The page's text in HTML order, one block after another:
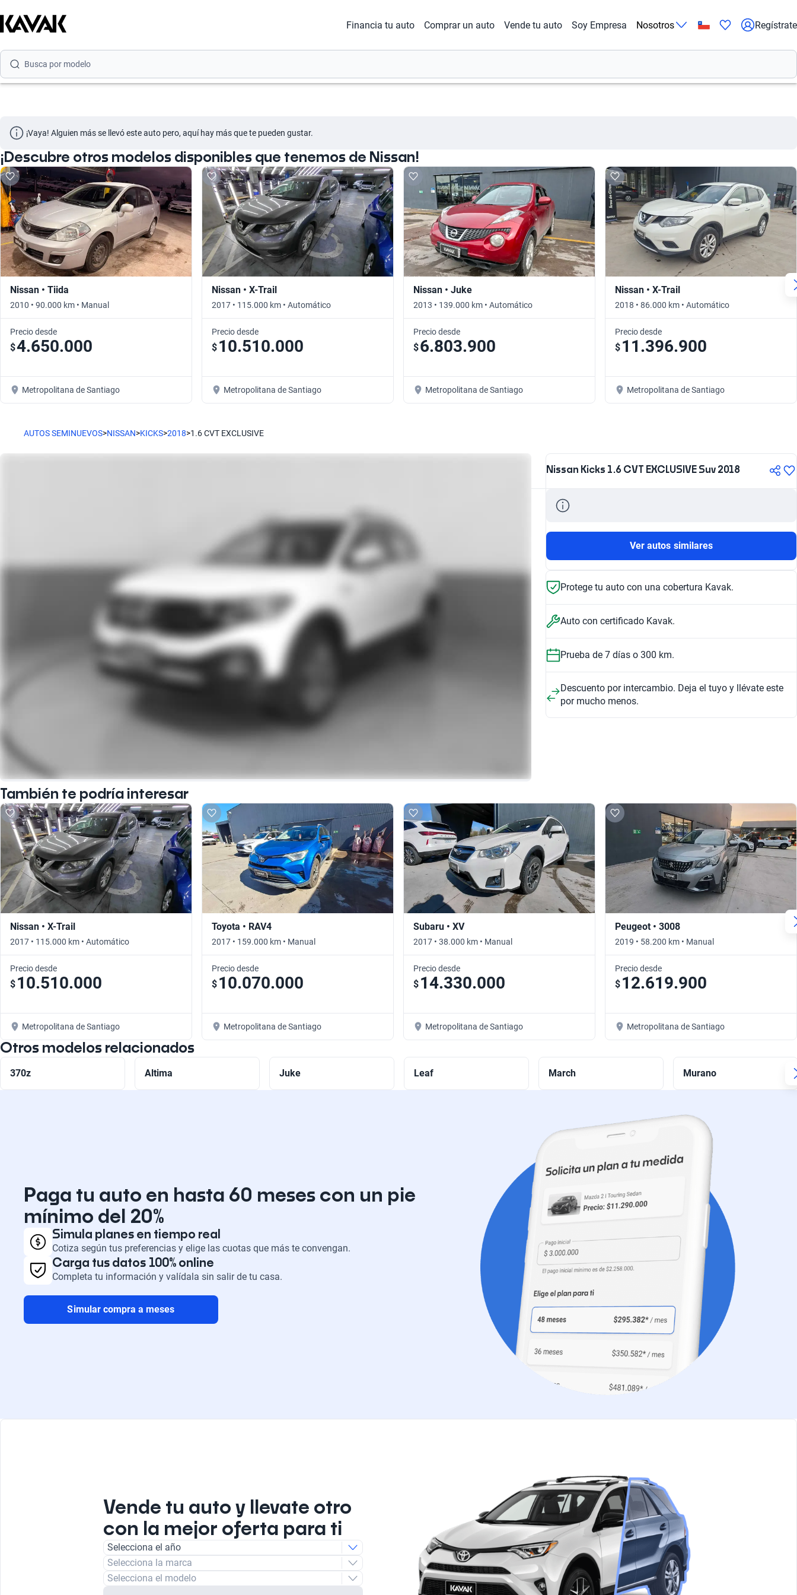
Financia tu auto Comprar un auto Vende tu auto Soy Empresa Nosotros Regístrate
Busca por versión
Busca por versión
Busca por año
¡Vaya! Alguien más se llevó este auto pero, aquí hay más que te pueden gustar.
¡Descubre otros modelos disponibles que tenemos de Nissan!
Nissan • Tiida
2010 • 90.000 km • Manual
Precio desde
$4.650.000
Metropolitana de Santiago
Nissan • X-Trail
2017 • 115.000 km • Automático
Precio desde
$ 10.510.000
Metropolitana de Santiago
Nissan • Juke
2013 • 139.000 km • Automático
Precio desde
$6.803.900
Metropolitana de Santiago
Nissan • X-Trail
2018 • 86.000 km • Automático
Precio desde
$ 11.396.900
Metropolitana de Santiago
AUTOS SEMINUEVOS>NISSAN>KICKS>2018>1.6 CVT EXCLUSIVE
Nissan Kicks 1.6 CVT EXCLUSIVE Suv 2018
Ver autos similares
Protege tu auto con una cobertura Kavak.
Auto con certificado Kavak.
Prueba de 7 días o 300 km.
Descuento por intercambio. Deja el tuyo y llévate este
por mucho menos.
También te podría interesar
Nissan • X-Trail
2017 • 115.000 km • Automático
Precio desde
$ 10.510.000
Metropolitana de Santiago
Toyota • RAV4
2017 • 159.000 km • Manual
Precio desde
$ 10.070.000
Metropolitana de Santiago
Subaru • XV
2017 • 38.000 km • Manual
Precio desde
$ 14.330.000
Metropolitana de Santiago
Peugeot • 3008
2019 • 58.200 km • Manual
Precio desde
$ 12.619.900
Metropolitana de Santiago
Otros modelos relacionados
370z Altima Juke Leaf March Murano
Paga tu auto en hasta 60 meses con un pie
mínimo del 20%
Simula planes en tiempo real
Cotiza según tus preferencias y elige las cuotas que más te convengan.
Carga tus datos 100% online
Completa tu información y valídala sin salir de tu casa.
Simular compra a meses
Vende tu auto y llevate otro
con la mejor oferta para ti
Selecciona el año
Selecciona la marca
Selecciona el modelo